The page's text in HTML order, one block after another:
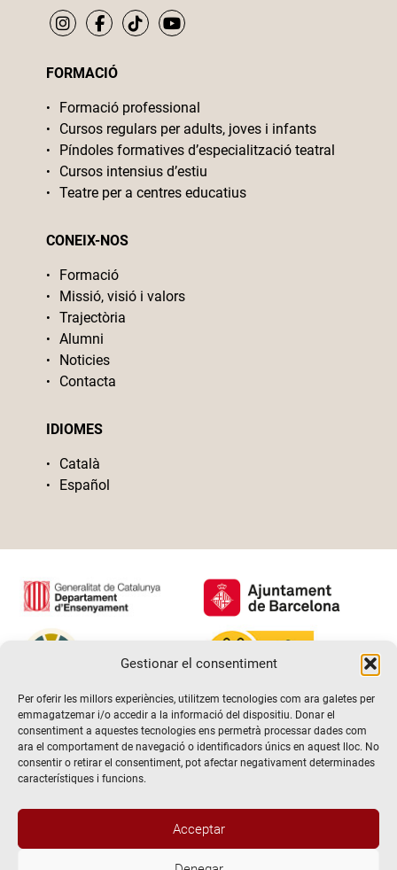
Gestionar el consentiment
Per oferir les millors experiències, utilitzem tecnologies com ara galetes per
emmagatzemar i/o accedir a la informació del dispositiu. Donar el
consentiment a aquestes tecnologies ens permetrà processar dades com
ara el comportament de navegació o identificadors únics en aquest lloc. No
consentir o retirar el consentiment, pot afectar negativament determinades
característiques i funcions.
Acceptar
FORMACIÓ
Formació professional
Cursos regulars per adults, joves i infants
Píndoles formatives d’especialització teatral
Cursos intensius d’estiu
Teatre per a centres educatius
CONEIX-NOS
Formació
Missió, visió i valors
Trajectòria
Alumni
Noticies
Contacta
IDIOMES
Català
Español